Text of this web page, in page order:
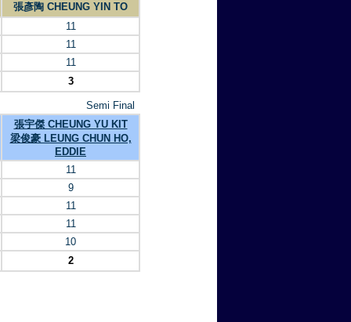
張彥陶 CHEUNG YIN TO
11
11
11
3
Semi Final
張宇傑 CHEUNG YU KIT
梁俊豪 LEUNG CHUN HO,
EDDIE
11
9
11
11
10
2